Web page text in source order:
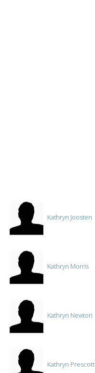
Kathryn Joosten
Kathryn Morris
Kathryn Newton
Kathryn Prescott